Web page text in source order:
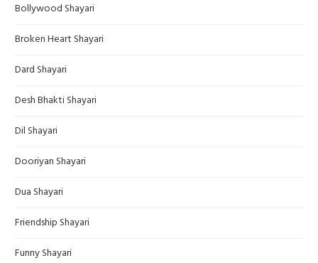
Bollywood Shayari
Broken Heart Shayari
Dard Shayari
Desh Bhakti Shayari
Dil Shayari
Dooriyan Shayari
Dua Shayari
Friendship Shayari
Funny Shayari